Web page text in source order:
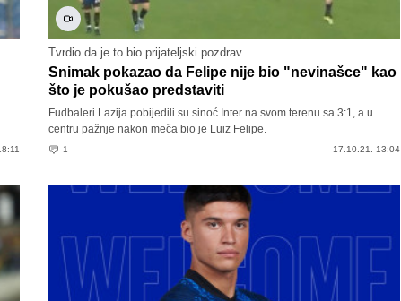
Tvrdio da je to bio prijateljski pozdrav
Snimak pokazao da Felipe nije bio "nevinašce" kao
što je pokušao predstaviti
Fudbaleri Lazija pobijedili su sinoć Inter na svom terenu sa 3:1, a u
centru pažnje nakon meča bio je Luiz Felipe.
1 17.10.21. 13:04